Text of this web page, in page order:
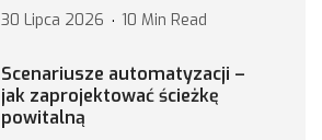
30 Lipca 2026 10 Min Read
Scenariusze automatyzacji –
jak zaprojektować ścieżkę
powitalną